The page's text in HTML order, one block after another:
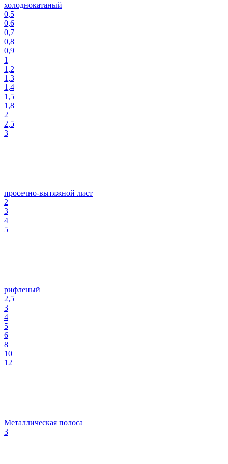
холоднокатаный
0,5
0,6
0,7
0,8
0,9
1
1,2
1,3
1,4
1,5
1,8
2
2,5
3
просечно-вытяжной лист
2
3
4
5
рифленый
2,5
3
4
5
6
8
10
12
Металлическая полоса
3